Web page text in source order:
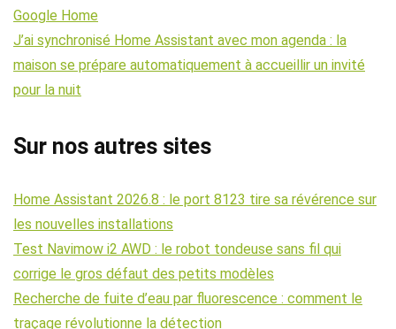
Google Home
J’ai synchronisé Home Assistant avec mon agenda : la
maison se prépare automatiquement à accueillir un invité
pour la nuit
Sur nos autres sites
Home Assistant 2026.8 : le port 8123 tire sa révérence sur
les nouvelles installations
Test Navimow i2 AWD : le robot tondeuse sans fil qui
corrige le gros défaut des petits modèles
Recherche de fuite d’eau par fluorescence : comment le
traçage révolutionne la détection